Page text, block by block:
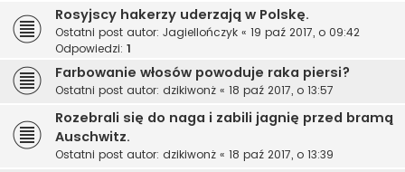
Rosyjscy hakerzy uderzają w Polskę.
Ostatni post autor: Jagiellończyk « 19 paź 2017, o 09:42
Odpowiedzi: 1
Farbowanie włosów powoduje raka piersi?
Ostatni post autor: dzikiwonż « 18 paź 2017, o 13:57
Rozebrali się do naga i zabili jagnię przed bramą
Auschwitz.
Ostatni post autor: dzikiwonż « 18 paź 2017, o 13:39